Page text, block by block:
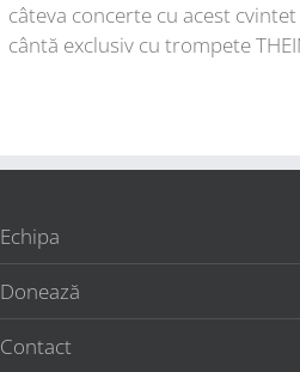
câteva concerte cu acest
cântă exclusiv cu trompete
Echipa
Donează
Contact